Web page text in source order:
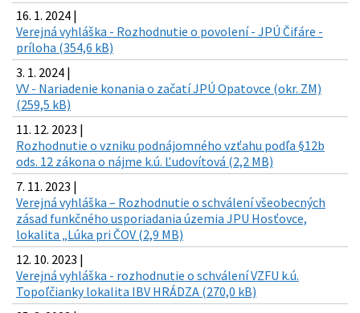
16. 1. 2024 |
Verejná vyhláška - Rozhodnutie o povolení - JPÚ Čifáre -
príloha (354,6 kB)
3. 1. 2024 |
VV - Nariadenie konania o začatí JPÚ Opatovce (okr. ZM)
(259,5 kB)
11. 12. 2023 |
Rozhodnutie o vzniku podnájomného vzťahu podľa §12b
ods. 12 zákona o nájme k.ú. Ľudovítová (2,2 MB)
7. 11. 2023 |
Verejná vyhláška – Rozhodnutie o schválení všeobecných
zásad funkčného usporiadania územia JPU Hosťovce,
lokalita „Lúka pri ČOV (2,9 MB)
12. 10. 2023 |
Verejná vyhláška - rozhodnutie o schválení VZFU k.ú.
Topoľčianky lokalita IBV HRÁDZA (270,0 kB)